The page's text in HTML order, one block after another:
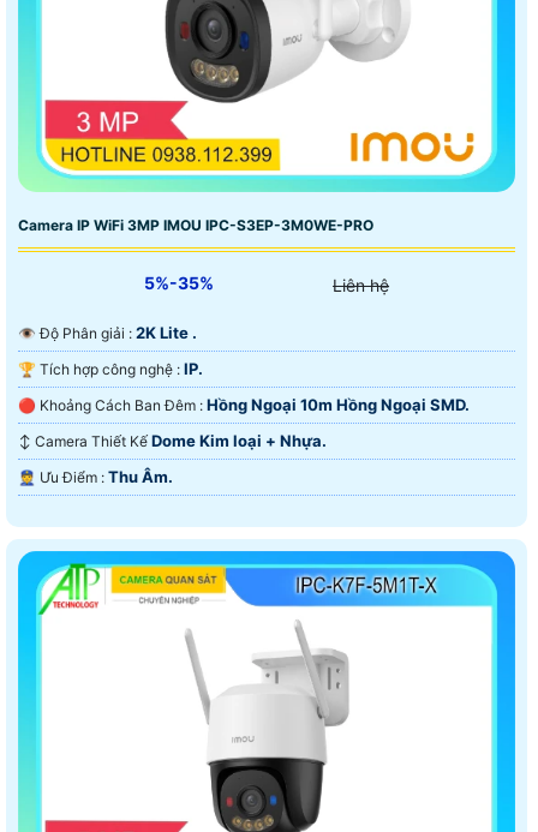
Camera IP WiFi 3MP IMOU IPC-S3EP-3M0WE-PRO
5%-35% Liên hệ
👁 Độ Phân giải : 2K Lite .
🏆 Tích hợp công nghệ : IP.
🔴 Khoảng Cách Ban Đêm : Hồng Ngoại 10m Hồng Ngoại SMD.
↕️ Camera Thiết Kế Dome Kim loại + Nhựa.
️👮 Ưu Điểm : Thu Âm.